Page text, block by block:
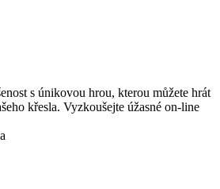
s únikovou hrou, kterou můžete hrát
křesla. Vyzkoušejte úžasné on-line